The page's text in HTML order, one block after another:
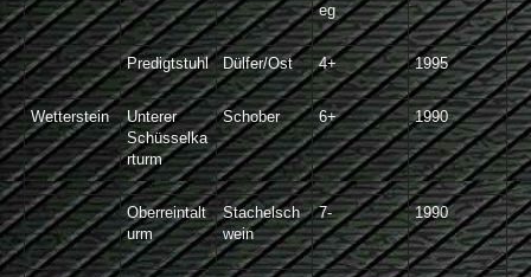
eg
Predigtstuhl Dülfer/Ost 4+ 1995
Wetterstein
Unterer
Schüsselka
rturm
Schober 6+ 1990
Oberreintalt
urm
Stachelsch
wein
7- 1990